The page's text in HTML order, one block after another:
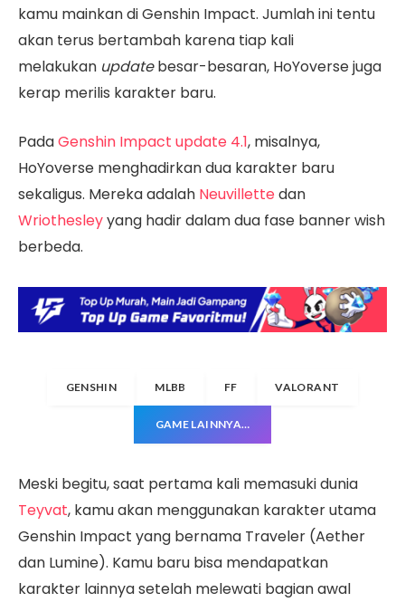
kamu mainkan di Genshin Impact. Jumlah ini tentu
akan terus bertambah karena tiap kali
melakukan updatebesar-besaran, HoYoverse juga
kerap merilis karakter baru.
PadaGenshin Impact update 4.1, misalnya,
HoYoverse menghadirkan dua karakter baru
sekaligus. Mereka adalah Neuvillettedan
Wriothesleyyang hadir dalam dua fase banner wish
berbeda.
GENSHIN MLBB FF VALORANT
GAME LAINNYA…
Meski begitu, saat pertama kali memasuki dunia
Teyvat, kamu akan menggunakan karakter utama
Genshin Impact yang bernama Traveler (Aether
dan Lumine). Kamu baru bisa mendapatkan
karakter lainnya setelah melewati bagian awal